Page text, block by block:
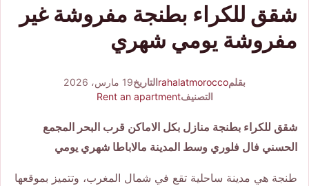
شقق للكراء بطنجة مفروشة غير
مفروشة يومي شهري
بقلمrahalatmorocco التاريخ19 مارس، 2026
التصنيفRent an apartment
شقق للكراء بطنجة منازل بكل الاماكن قرب البحر المجمع
الحسني فال فلوري وسط المدينة مالاباطا شهري يومي
طنجة هي مدينة ساحلية تقع في شمال المغرب، وتتميز بموقعها